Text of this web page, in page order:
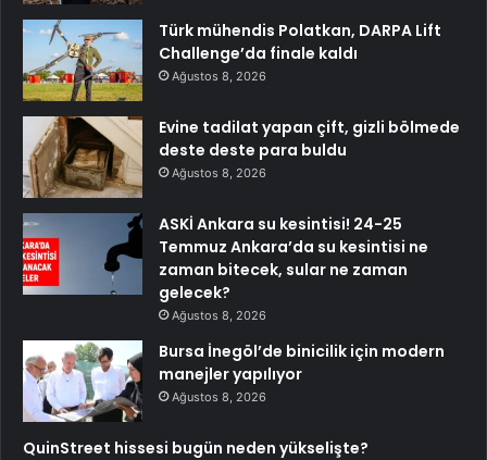
Türk mühendis Polatkan, DARPA Lift
Challenge’da finale kaldı
Ağustos 8, 2026
Evine tadilat yapan çift, gizli bölmede
deste deste para buldu
Ağustos 8, 2026
ASKİ Ankara su kesintisi! 24-25
Temmuz Ankara’da su kesintisi ne
zaman bitecek, sular ne zaman
gelecek?
Ağustos 8, 2026
Bursa İnegöl’de binicilik için modern
manejler yapılıyor
Ağustos 8, 2026
QuinStreet hissesi bugün neden yükselişte?